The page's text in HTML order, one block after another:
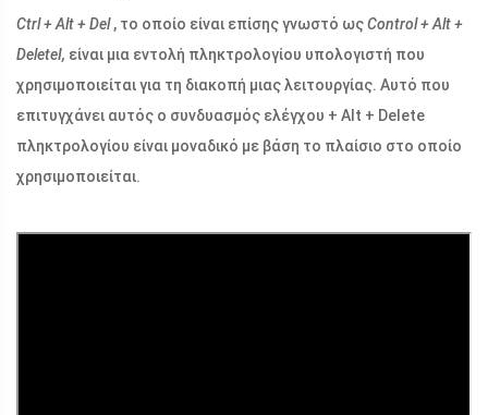
Ctrl + Alt + Del, το οποίο είναι επίσης γνωστό ωςControl + Alt +
DeleteI, είναι μια εντολή πληκτρολογίου υπολογιστή που
χρησιμοποιείται για τη διακοπή μιας λειτουργίας. Αυτό που
επιτυγχάνει αυτός ο συνδυασμός ελέγχου + Alt + Delete
πληκτρολογίου είναι μοναδικό με βάση το πλαίσιο στο οποίο
χρησιμοποιείται.